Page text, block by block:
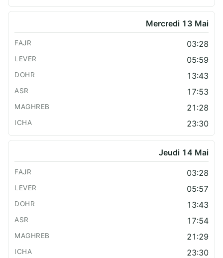
Mercredi 13 Mai
03:28
05:59
13:43
17:53
21:28
23:30
Jeudi 14 Mai
03:28
05:57
13:43
17:54
21:29
23:30